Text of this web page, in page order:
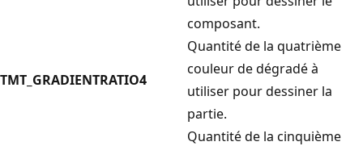
composant.
TMT_GRADIENTRATIO4
Quantité de la quatrième
couleur de dégradé à
utiliser pour dessiner la
partie.
Quantité de la cinquième